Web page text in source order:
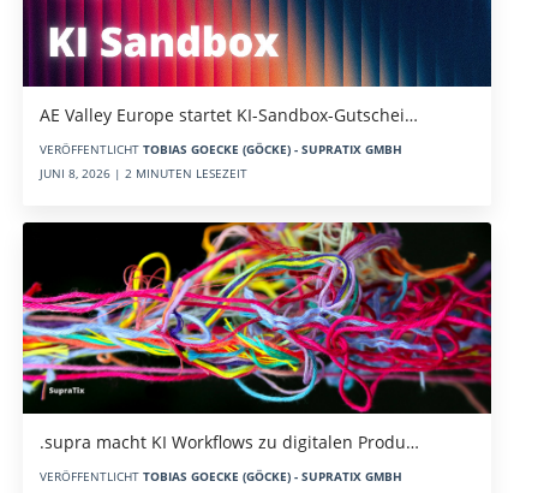
AE Valley Europe startet KI-Sandbox-Gutschei…
VERÖFFENTLICHT TOBIAS GOECKE (GÖCKE) - SUPRATIX GMBH
JUNI 8, 2026 | 2 MINUTEN LESEZEIT
.supra macht KI Workflows zu digitalen Produ…
VERÖFFENTLICHT TOBIAS GOECKE (GÖCKE) - SUPRATIX GMBH